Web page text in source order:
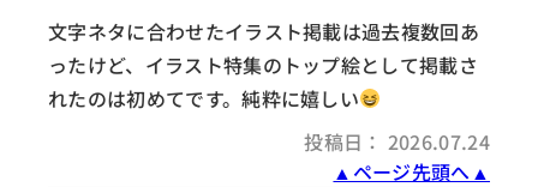
文字ネタに合わせたイラスト掲載は過去複数回あ
ったけど、イラスト特集のトップ絵として掲載さ
れたのは初めてです。純粋に嬉しい
投稿日： 2026.07.24
▲ページ先頭へ▲